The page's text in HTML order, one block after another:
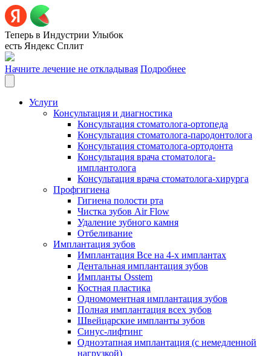
Теперь в Индустрии Улыбок
есть Яндекс Сплит
Начните лечение не откладывая Подробнее
Услуги
Консультация и диагностика
Консультация стоматолога-ортопеда
Консультация стоматолога-пародонтолога
Консультация стоматолога-ортодонта
Консультация врача стоматолога-
имплантолога
Консультация врача стоматолога-хирурга
Профгигиена
Гигиена полости рта
Чистка зубов Air Flow
Удаление зубного камня
Отбеливание
Имплантация зубов
Имплантация Все на 4-х имплантах
Дентальная имплантация зубов
Импланты Osstem
Костная пластика
Одномоментная имплантация зубов
Полная имплантация всех зубов
Швейцарские импланты зубов
Синус-лифтинг
Одноэтапная имплантация (с немедленной
нагрузкой)